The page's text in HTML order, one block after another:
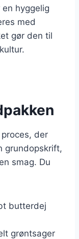
hyggelig
med
gør den til
der
grundopskrift,
smag. Du
butterdej
grøntsager